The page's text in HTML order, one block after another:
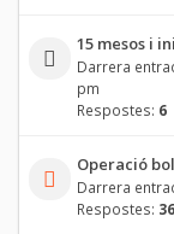
15 mesos i
Darrera
pm
Respostes: 6
Operació
Darrera
Respostes: 36